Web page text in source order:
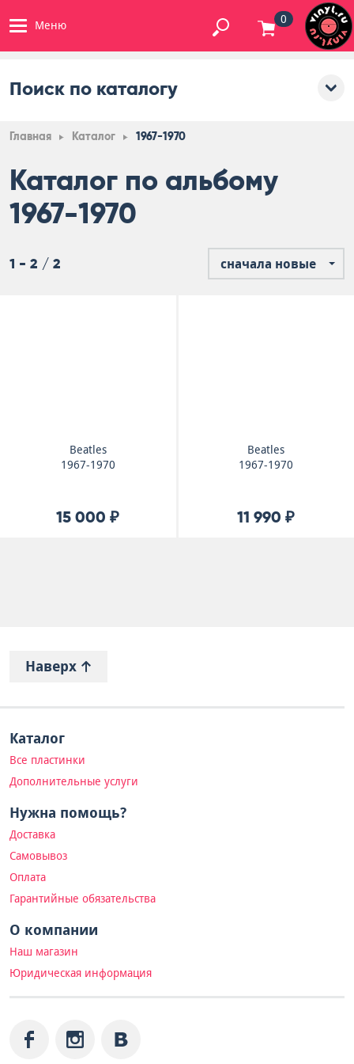
Меню 0
Поиск по каталогу
Главная Каталог 1967-1970
Каталог по альбому
1967-1970
1 - 2 / 2 сначала новые
Beatles
1967-1970
15 000 ₽
Beatles
1967-1970
11 990 ₽
Наверх
Каталог
Все пластинки
Дополнительные услуги
Нужна помощь?
Доставка
Самовывоз
Оплата
Гарантийные обязательства
О компании
Наш магазин
Юридическая информация